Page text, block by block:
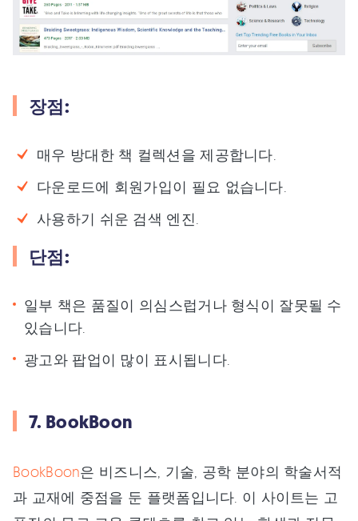
장점:
매우 방대한 책 컬렉션을 제공합니다.
다운로드에 회원가입이 필요 없습니다.
사용하기 쉬운 검색 엔진.
단점:
일부 책은 품질이 의심스럽거나 형식이 잘못될 수
있습니다.
광고와 팝업이 많이 표시됩니다.
7. BookBoon
BookBoon은 비즈니스, 기술, 공학 분야의 학술서적
과 교재에 중점을 둔 플랫폼입니다. 이 사이트는 고